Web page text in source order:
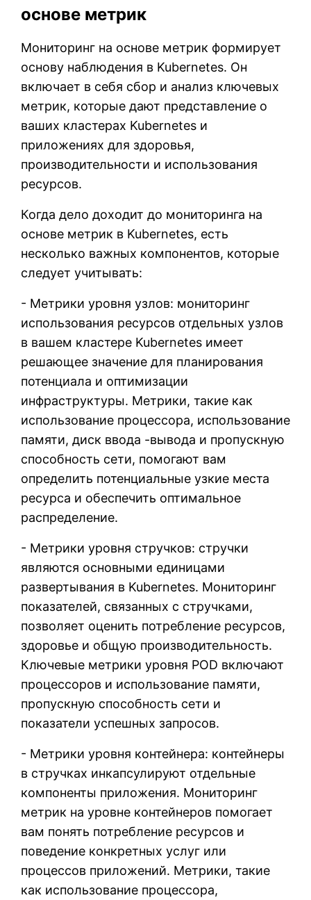
основе метрик
Мониторинг на основе метрик формирует
основу наблюдения в Kubernetes. Он
включает в себя сбор и анализ ключевых
метрик, которые дают представление о
ваших кластерах Kubernetes и
приложениях для здоровья,
производительности и использования
ресурсов.
Когда дело доходит до мониторинга на
основе метрик в Kubernetes, есть
несколько важных компонентов, которые
следует учитывать:
- Метрики уровня узлов: мониторинг
использования ресурсов отдельных узлов
в вашем кластере Kubernetes имеет
решающее значение для планирования
потенциала и оптимизации
инфраструктуры. Метрики, такие как
использование процессора, использование
памяти, диск ввода -вывода и пропускную
способность сети, помогают вам
определить потенциальные узкие места
ресурса и обеспечить оптимальное
распределение.
- Метрики уровня стручков: стручки
являются основными единицами
развертывания в Kubernetes. Мониторинг
показателей, связанных с стручками,
позволяет оценить потребление ресурсов,
здоровье и общую производительность.
Ключевые метрики уровня POD включают
процессоров и использование памяти,
пропускную способность сети и
показатели успешных запросов.
- Метрики уровня контейнера: контейнеры
в стручках инкапсулируют отдельные
компоненты приложения. Мониторинг
метрик на уровне контейнеров помогает
вам понять потребление ресурсов и
поведение конкретных услуг или
процессов приложений. Метрики, такие
как использование процессора,